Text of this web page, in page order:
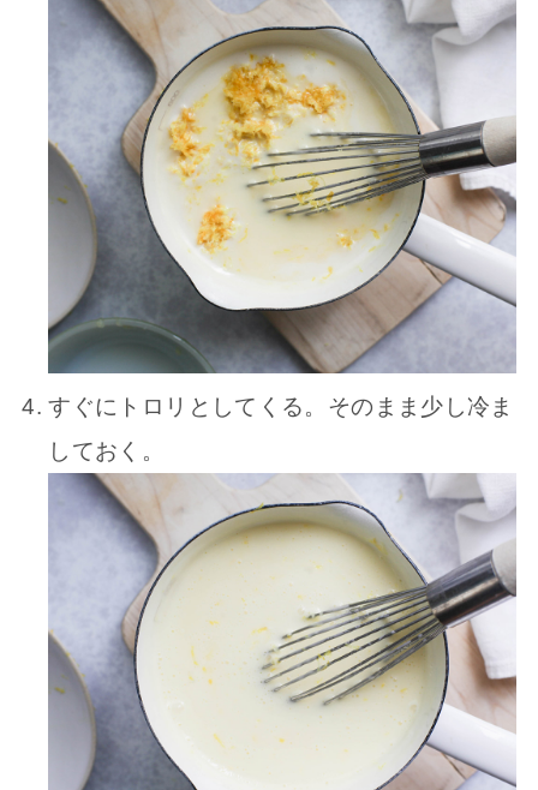
すぐにトロリとしてくる。そのまま少し冷ま
しておく。